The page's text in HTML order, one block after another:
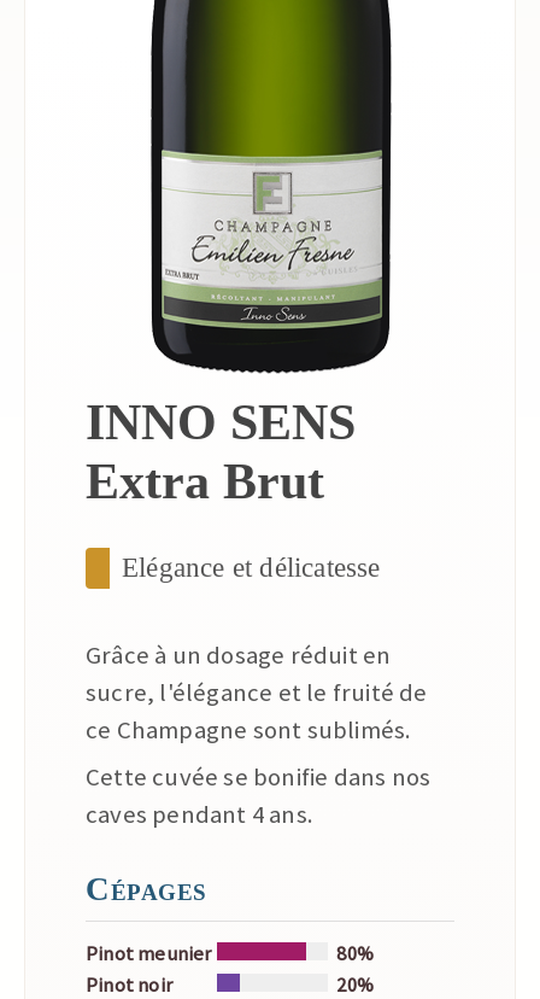
INNO SENS
Extra Brut
Elégance et délicatesse
Grâce à un dosage réduit en
sucre, l'élégance et le fruité de
ce Champagne sont sublimés.
Cette cuvée se bonifie dans nos
caves pendant 4 ans.
Cépages
Pinot meunier
80%
Pinot noir
20%